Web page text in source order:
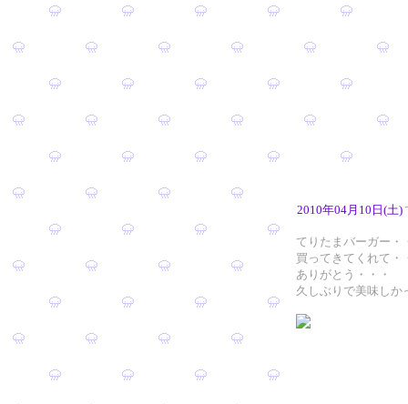
2010年04月10日(土)
てりたまバーガー・
買ってきてくれて・
ありがとう・・・
久しぶりで美味しか